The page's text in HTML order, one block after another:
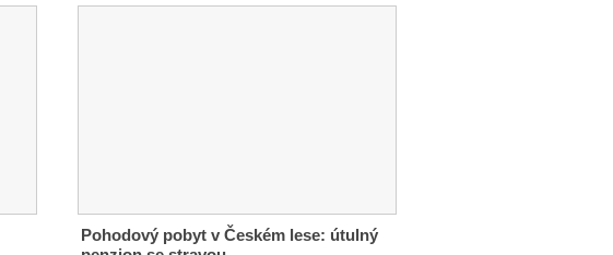
Pohodový pobyt v Českém lese: útulný